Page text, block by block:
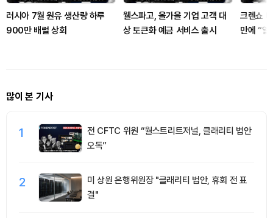
러시아 7월 원유 생산량 하루
900만 배럴 상회
웰스파고, 올가을 기업 고객 대
상 토큰화 예금 서비스 출시
크렌쇼
만에 “일
많이 본 기사
1
전 CFTC 위원 “월스트리트저널, 클래리티 법안
오독”
2
미 상원 은행위원장 "클래리티 법안, 휴회 전 표
결"